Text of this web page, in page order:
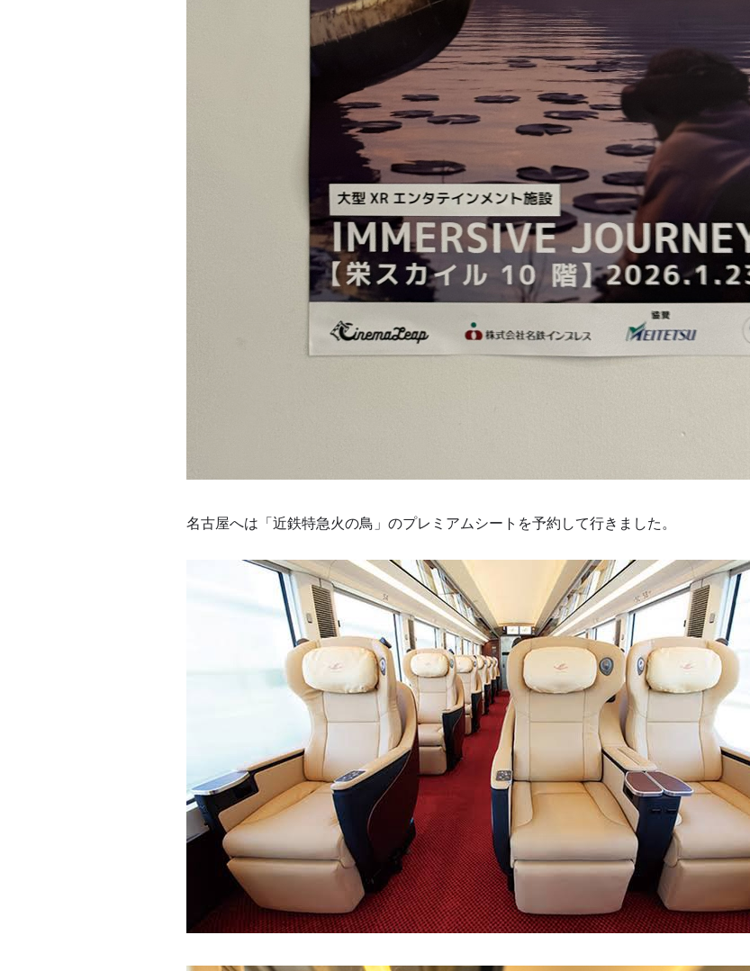
名古屋へは「近鉄特急火の鳥」のプレミアムシートを予約して行きました。